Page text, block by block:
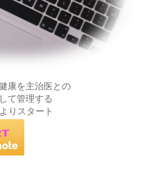
康を主治医との
て管理する
りスタート